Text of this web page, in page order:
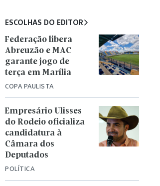
ESCOLHAS DO EDITOR
COPA PAULISTA
Federação libera
Abreuzão e MAC
garante jogo de
terça em Marília
POLÍTICA
Empresário Ulisses
do Rodeio oficializa
candidatura à
Câmara dos
Deputados